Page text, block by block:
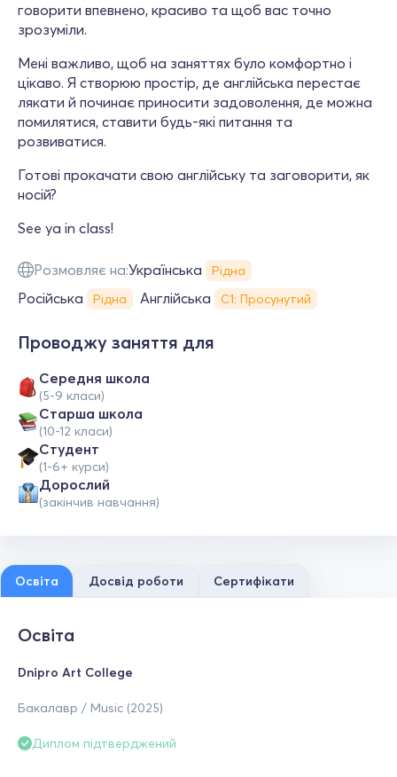
говорити впевнено, красиво та щоб вас точно
зрозуміли.
Мені важливо, щоб на заняттях було комфортно і
цікаво. Я створюю простір, де англійська перестає
лякати й починає приносити задоволення, де можна
помилятися, ставити будь-які питання та
розвиватися.
Готові прокачати свою англійську та заговорити, як
носій?
See ya in class!
Розмовляє на:Українська Рідна
Російська Рідна Англійська С1: Просунутий
Проводжу заняття для
Середня школа
(5-9 класи)
Старша школа
(10-12 класи)
Студент
(1-6+ курси)
Дорослий
(закінчив навчання)
Освіта Досвід роботи Сертифікати
Освіта
Dnipro Art College
Бакалавр / Music (2025)
Диплом підтверджений